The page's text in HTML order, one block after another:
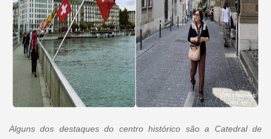
Alguns dos destaques do centro histórico são a Catedral de